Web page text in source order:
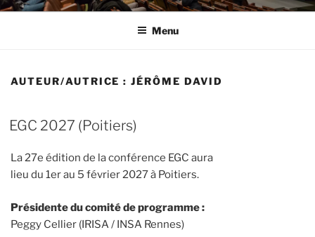
Menu
AUTEUR/AUTRICE :JÉRÔME DAVID
EGC 2027 (Poitiers)
La 27e édition de la conférence EGC aura
lieu du 1er au 5 février 2027 à Poitiers.
Présidente du comité de programme :
Peggy Cellier (IRISA / INSA Rennes)